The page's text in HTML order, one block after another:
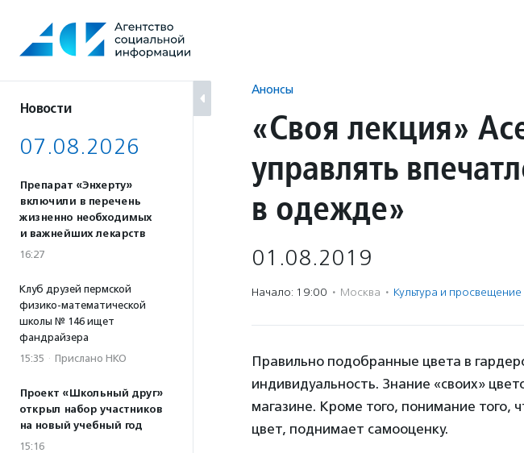
содержанию
Новости
07.08.2026
Препарат «Энхерту»
включили в перечень
жизненно необходимых
и важнейших лекарств
16:27
Клуб друзей пермской
физико-математической
школы № 146 ищет
фандрайзера
15:35 · Прислано НКО
Проект «Школьный друг»
открыл набор участников
на новый учебный год
15:16
Анонсы
«Своя лекция»
управлять
в одежде»
01.08.2019
Начало: 19:00 · Москва · Культура и просвещение
Правильно подобранные цвета в
индивидуальность. Знание «своих»
магазине. Кроме того, понимание того,
цвет, поднимает самооценку.